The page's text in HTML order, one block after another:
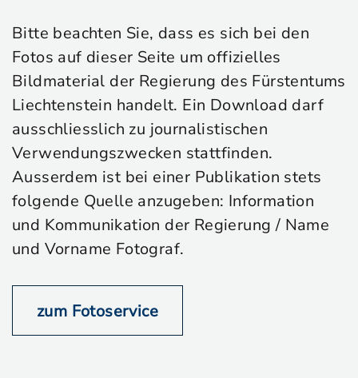
Bitte beachten Sie, dass es sich bei den
Fotos auf dieser Seite um offizielles
Bildmaterial der Regierung des Fürstentums
Liechtenstein handelt. Ein Download darf
ausschliesslich zu journalistischen
Verwendungszwecken stattfinden.
Ausserdem ist bei einer Publikation stets
folgende Quelle anzugeben: Information
und Kommunikation der Regierung / Name
und Vorname Fotograf.
zum Fotoservice